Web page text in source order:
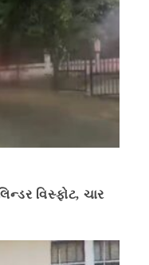
વિસ્ફોટ, ચાર